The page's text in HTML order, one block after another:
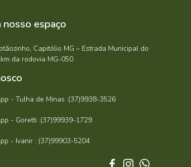
nosso espaço
Capitólio MG – Estrada Municipal do
da rodovia MG-050
- Tulha de Minas :(37)9938-3526
- Goretti :(37)99939-1729
- Ivanir : (37)99903-5204